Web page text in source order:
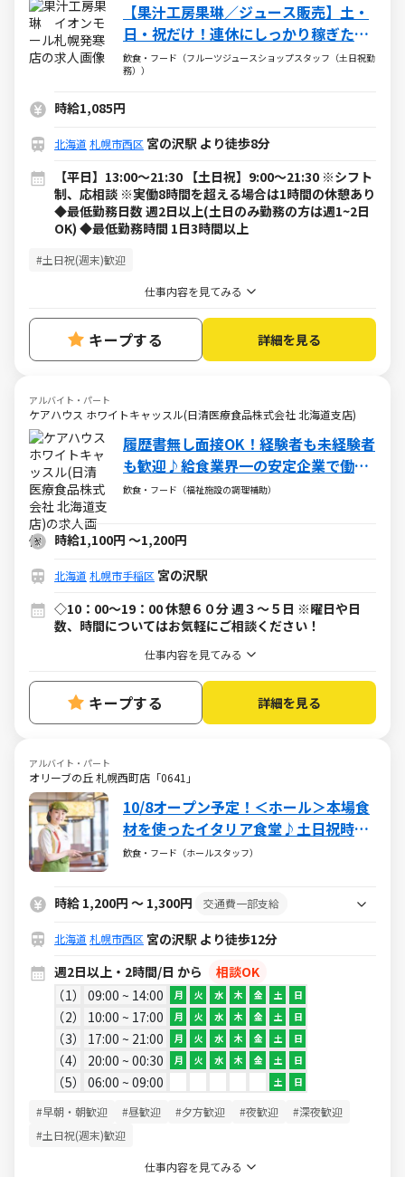
【果汁工房果琳／ジュース販売】土・
日・祝だけ！連休にしっかり稼ぎたい
方大歓迎！
飲食・フード（フルーツジュースショップスタッフ（土日祝勤
務））
時給1,085円
北海道 札幌市西区 宮の沢駅 より徒歩8分
【平日】13:00～21:30 【土日祝】9:00～21:30 ※シフト
制、応相談 ※実働8時間を超える場合は1時間の休憩あり
◆最低勤務日数 週2日以上(土日のみ勤務の方は週1~2日
OK) ◆最低勤務時間 1日3時間以上
#土日祝(週末)歓迎
仕事内容を見てみる
キープする 詳細を見る
アルバイト・パート
ケアハウス ホワイトキャッスル(日清医療食品株式会社 北海道支店)
履歴書無し面接OK！経験者も未経験者
も歓迎♪給食業界一の安定企業で働こ
う！調理スタッフパート
飲食・フード（福祉施設の調理補助）
時給1,100円 ～1,200円
北海道 札幌市手稲区 宮の沢駅
◇10：00～19：00 休憩６０分 週３～５日 ※曜日や日
数、時間についてはお気軽にご相談ください！
仕事内容を見てみる
キープする 詳細を見る
アルバイト・パート
オリーブの丘 札幌西町店「0641」
10/8オープン予定！＜ホール＞本場食
材を使ったイタリア食堂♪土日祝時給
UP！深夜歓迎！車通勤OK！
飲食・フード（ホールスタッフ）
時給 1,200円 ～ 1,300円 交通費一部支給
北海道 札幌市西区 宮の沢駅 より徒歩12分
週2日以上・2時間/日 から
相談OK
1
09:00 ~ 14:00 月 火 水 木 金 土 日
2 10:00 ~ 17:00 月 火 水 木 金 土 日
3 17:00 ~ 21:00 月 火 水 木 金 土 日
4 20:00 ~ 00:30 月 火 水 木 金 土 日
5 06:00 ~ 09:00 土 日
#早朝・朝歓迎 #昼歓迎 #夕方歓迎 #夜歓迎
#深夜歓迎
#土日祝(週末)歓迎
仕事内容を見てみる